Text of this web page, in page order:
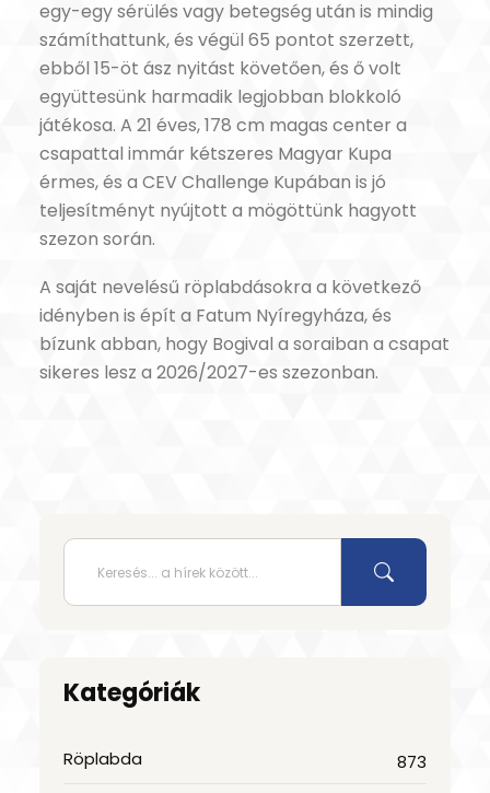
egy-egy sérülés vagy betegség után is mindig
számíthattunk, és végül 65 pontot szerzett,
ebből 15-öt ász nyitást követően, és ő volt
együttesünk harmadik legjobban blokkoló
játékosa. A 21 éves, 178 cm magas center a
csapattal immár kétszeres Magyar Kupa
érmes, és a CEV Challenge Kupában is jó
teljesítményt nyújtott a mögöttünk hagyott
szezon során.
A saját nevelésű röplabdásokra a következő
idényben is épít a Fatum Nyíregyháza, és
bízunk abban, hogy Bogival a soraiban a csapat
sikeres lesz a 2026/2027-es szezonban.
Kategóriák
Röplabda
873